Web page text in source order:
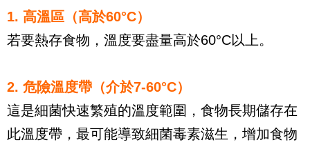
1. 高溫區（高於60°C）
若要熱存食物，溫度要盡量高於60°C以上。
2. 危險溫度帶（介於7-60°C）
這是細菌快速繁殖的溫度範圍，食物長期儲存在
此溫度帶，最可能導致細菌毒素滋生，增加食物